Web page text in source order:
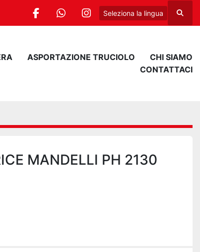
facebookwhatsappinstagram
Seleziona la lingua Cerca
ASPORTAZIONE TRUCIOLO
CHI SIAMO
CONTATTACI
MANDELLI PH 2130